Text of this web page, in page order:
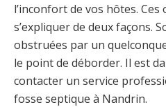
l’inconfort de vos hôtes.
s’expliquer de deux façons.
obstruées par un
le point de déborder. Il est
contacter un service
fosse septique à Nandrin.